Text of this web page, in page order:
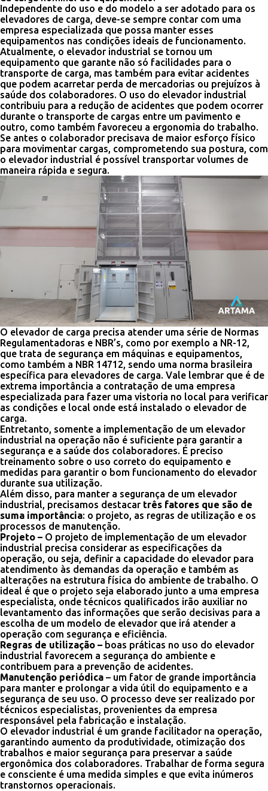
Independente do uso e do modelo a ser adotado para os
elevadores de carga, deve-se sempre contar com uma
empresa especializada que possa manter esses
equipamentos nas condições ideais de funcionamento.
Atualmente, o elevador industrial se tornou um
equipamento que garante não só facilidades para o
transporte de carga, mas também para evitar acidentes
que podem acarretar perda de mercadorias ou prejuízos à
saúde dos colaboradores. O uso do elevador industrial
contribuiu para a redução de acidentes que podem ocorrer
durante o transporte de cargas entre um pavimento e
outro, como também favoreceu a ergonomia do trabalho.
Se antes o colaborador precisava de maior esforço físico
para movimentar cargas, comprometendo sua postura, com
o elevador industrial é possível transportar volumes de
maneira rápida e segura.
O elevador de carga precisa atender uma série de Normas
Regulamentadoras e NBR’s, como por exemplo a NR-12,
que trata de segurança em máquinas e equipamentos,
como também a NBR 14712, sendo uma norma brasileira
específica para elevadores de carga. Vale lembrar que é de
extrema importância a contratação de uma empresa
especializada para fazer uma vistoria no local para verificar
as condições e local onde está instalado o elevador de
carga.
Entretanto, somente a implementação de um elevador
industrial na operação não é suficiente para garantir a
segurança e a saúde dos colaboradores. É preciso
treinamento sobre o uso correto do equipamento e
medidas para garantir o bom funcionamento do elevador
durante sua utilização.
Além disso, para manter a segurança de um elevador
industrial, precisamos destacar três fatores que são de
suma importância: o projeto, as regras de utilização e os
processos de manutenção.
Projeto – O projeto de implementação de um elevador
industrial precisa considerar as especificações da
operação, ou seja, definir a capacidade do elevador para
atendimento às demandas da operação e também as
alterações na estrutura física do ambiente de trabalho. O
ideal é que o projeto seja elaborado junto a uma empresa
especialista, onde técnicos qualificados irão auxiliar no
levantamento das informações que serão decisivas para a
escolha de um modelo de elevador que irá atender a
operação com segurança e eficiência.
Regras de utilização – boas práticas no uso do elevador
industrial favorecem a segurança do ambiente e
contribuem para a prevenção de acidentes.
Manutenção periódica – um fator de grande importância
para manter e prolongar a vida útil do equipamento e a
segurança de seu uso. O processo deve ser realizado por
técnicos especialistas, provenientes da empresa
responsável pela fabricação e instalação.
O elevador industrial é um grande facilitador na operação,
garantindo aumento da produtividade, otimização dos
trabalhos e maior segurança para preservar a saúde
ergonômica dos colaboradores. Trabalhar de forma segura
e consciente é uma medida simples e que evita inúmeros
transtornos operacionais.